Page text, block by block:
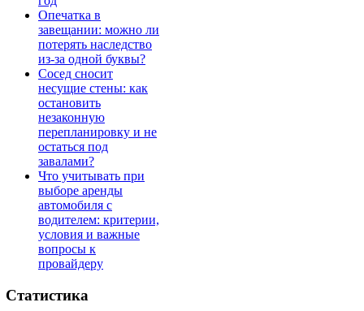
Опечатка в
завещании: можно ли
потерять наследство
из-за одной буквы?
Сосед сносит
несущие стены: как
остановить
незаконную
перепланировку и не
остаться под
завалами?
Что учитывать при
выборе аренды
автомобиля с
водителем: критерии,
условия и важные
вопросы к
провайдеру
Статистика